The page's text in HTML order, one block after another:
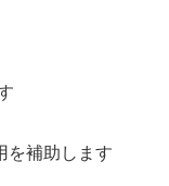
を補助します